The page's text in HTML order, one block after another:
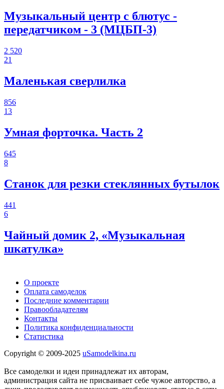
Музыкальный центр с блютус -
передатчиком - 3 (МЦБП-3)
2 520
21
Маленькая сверлилка
856
13
Умная форточка. Часть 2
645
8
Станок для резки стеклянных бутылок
441
6
Чайный домик 2, «Музыкальная
шкатулка»
О проекте
Оплата самоделок
Последние комментарии
Правообладателям
Контакты
Политика конфиденциальности
Статистика
Copyright © 2009-2025 uSamodelkina.ru
Все самоделки и идеи принадлежат их авторам,
администрация сайта не присваивает себе чужое авторство, а